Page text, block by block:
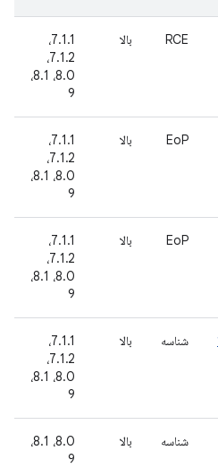
RCE بالا
7.1.1،
7.1.2،
8.0، 8.1،
9
EoP بالا
7.1.1،
7.1.2،
8.0، 8.1،
9
EoP بالا
7.1.1،
7.1.2،
8.0، 8.1،
9
شناسه بالا
7.1.1،
7.1.2،
8.0، 8.1،
9
شناسه بالا
8.0، 8.1،
9